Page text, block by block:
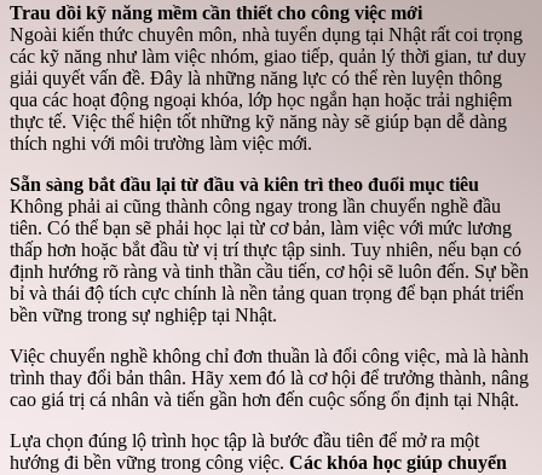
Trau dồi kỹ năng mềm cần thiết cho công việc mới
Ngoài kiến thức chuyên môn, nhà tuyển dụng tại Nhật rất coi trọng
các kỹ năng như làm việc nhóm, giao tiếp, quản lý thời gian, tư duy
giải quyết vấn đề. Đây là những năng lực có thể rèn luyện thông
qua các hoạt động ngoại khóa, lớp học ngắn hạn hoặc trải nghiệm
thực tế. Việc thể hiện tốt những kỹ năng này sẽ giúp bạn dễ dàng
thích nghi với môi trường làm việc mới.
Sẵn sàng bắt đầu lại từ đầu và kiên trì theo đuổi mục tiêu
Không phải ai cũng thành công ngay trong lần chuyển nghề đầu
tiên. Có thể bạn sẽ phải học lại từ cơ bản, làm việc với mức lương
thấp hơn hoặc bắt đầu từ vị trí thực tập sinh. Tuy nhiên, nếu bạn có
định hướng rõ ràng và tinh thần cầu tiến, cơ hội sẽ luôn đến. Sự bền
bỉ và thái độ tích cực chính là nền tảng quan trọng để bạn phát triển
bền vững trong sự nghiệp tại Nhật.
Việc chuyển nghề không chỉ đơn thuần là đổi công việc, mà là hành
trình thay đổi bản thân. Hãy xem đó là cơ hội để trưởng thành, nâng
cao giá trị cá nhân và tiến gần hơn đến cuộc sống ổn định tại Nhật.
Lựa chọn đúng lộ trình học tập là bước đầu tiên để mở ra một
hướng đi bền vững trong công việc. Các khóa học giúp chuyển